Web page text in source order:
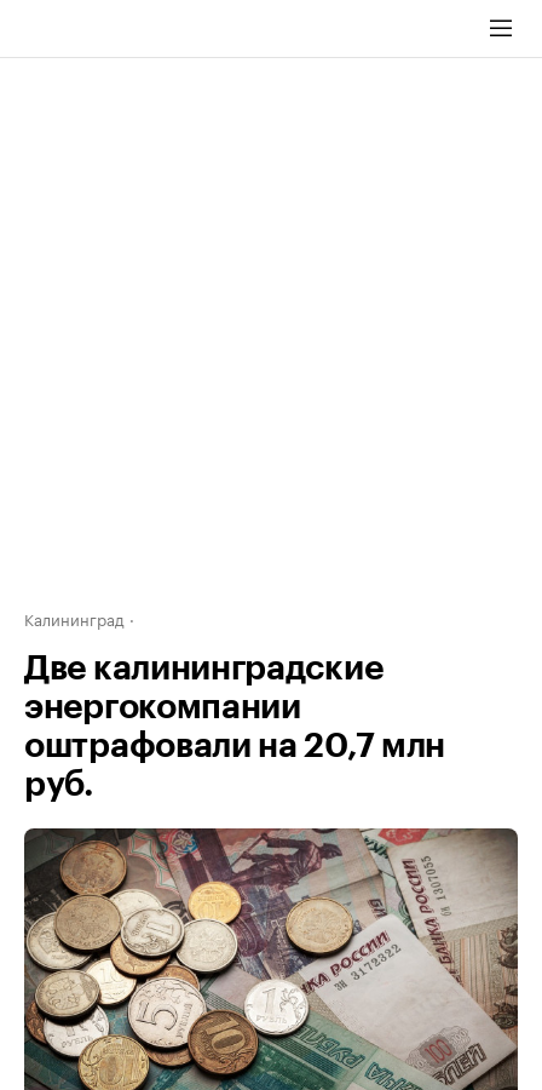
Калининград
Две калининградские
энергокомпании
оштрафовали на 20,7 млн
руб.